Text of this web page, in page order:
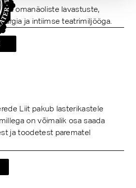
omanäoliste lavastuste,
ja intiimse teatrimiljööga.
Liit pakub lasterikastele
on võimalik osa saada
ja toodetest parematel